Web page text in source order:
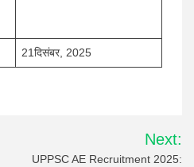
21दिसंबर, 2025
Next:
UPPSC AE Recruitment 2025: